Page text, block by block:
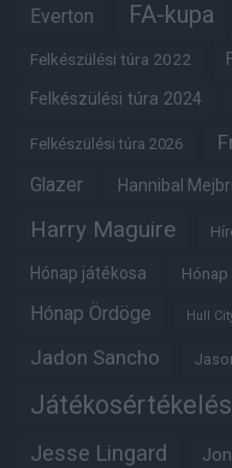
Everton FA-kupa
Felkészülési túra 2022
Felkészülési túra 2024
Felkészülési túra 2026
Glazer Hannibal Mejbri
Harry Maguire
Hónap játékosa
Hónap Ördöge Hull
Jadon Sancho
Játékosértékelés
Jesse Lingard